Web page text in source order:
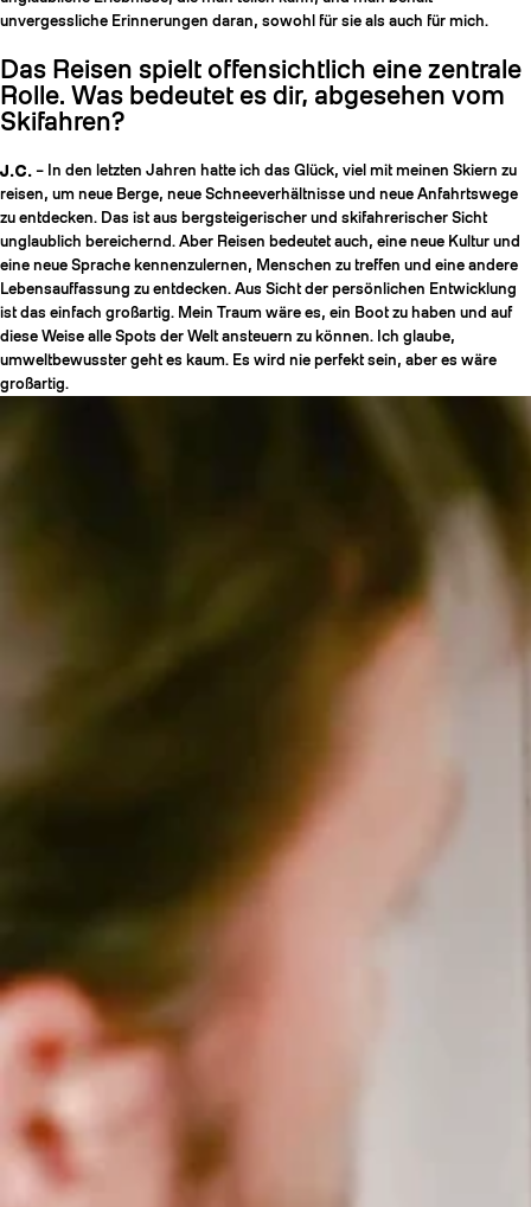
unvergessliche Erinnerungen daran, sowohl für sie als auch für mich.
Das Reisen spielt offensichtlich eine zentrale
Rolle. Was bedeutet es dir, abgesehen vom
Skifahren?
J.C. – In den letzten Jahren hatte ich das Glück, viel mit meinen Skiern zu
reisen, um neue Berge, neue Schneeverhältnisse und neue Anfahrtswege
zu entdecken. Das ist aus bergsteigerischer und skifahrerischer Sicht
unglaublich bereichernd. Aber Reisen bedeutet auch, eine neue Kultur und
eine neue Sprache kennenzulernen, Menschen zu treffen und eine andere
Lebensauffassung zu entdecken. Aus Sicht der persönlichen Entwicklung
ist das einfach großartig. Mein Traum wäre es, ein Boot zu haben und auf
diese Weise alle Spots der Welt ansteuern zu können. Ich glaube,
umweltbewusster geht es kaum. Es wird nie perfekt sein, aber es wäre
großartig.